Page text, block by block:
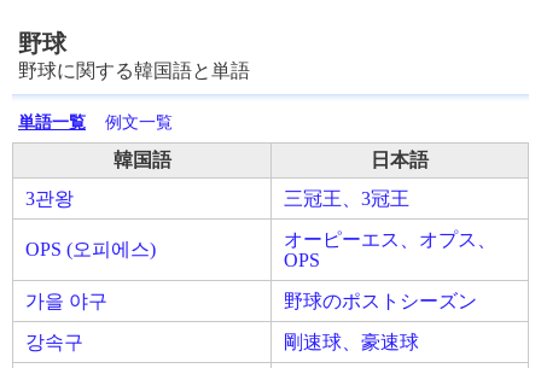
野球
野球に関する韓国語と単語
単語一覧 例文一覧
韓国語
日本語
3관왕
三冠王、3冠王
OPS (오피에스)
オーピーエス、オプス、
OPS
가을 야구
野球のポストシーズン
강속구
剛速球、豪速球